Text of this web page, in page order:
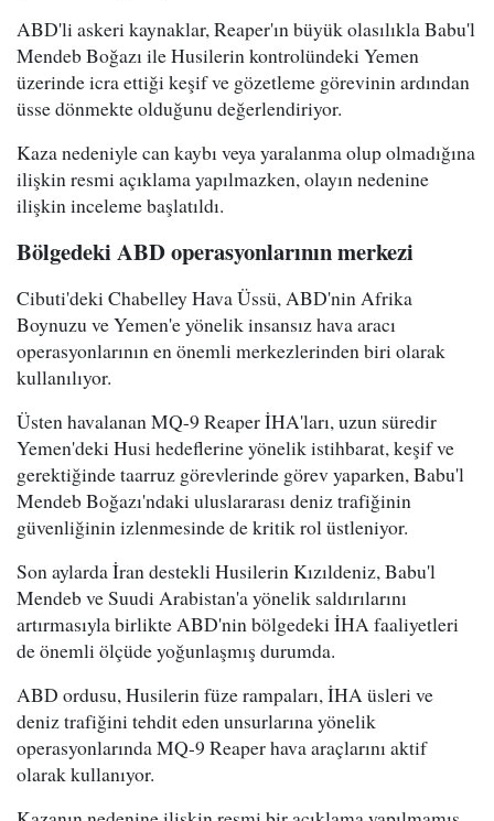
ABD'li askeri kaynaklar, Reaper'ın büyük olasılıkla Babu'l
Mendeb Boğazı ile Husilerin kontrolündeki Yemen
üzerinde icra ettiği keşif ve gözetleme görevinin ardından
üsse dönmekte olduğunu değerlendiriyor.
Kaza nedeniyle can kaybı veya yaralanma olup olmadığına
ilişkin resmi açıklama yapılmazken, olayın nedenine
ilişkin inceleme başlatıldı.
Bölgedeki ABD operasyonlarının merkezi
Cibuti'deki Chabelley Hava Üssü, ABD'nin Afrika
Boynuzu ve Yemen'e yönelik insansız hava aracı
operasyonlarının en önemli merkezlerinden biri olarak
kullanılıyor.
Üsten havalanan MQ-9 Reaper İHA'ları, uzun süredir
Yemen'deki Husi hedeflerine yönelik istihbarat, keşif ve
gerektiğinde taarruz görevlerinde görev yaparken, Babu'l
Mendeb Boğazı'ndaki uluslararası deniz trafiğinin
güvenliğinin izlenmesinde de kritik rol üstleniyor.
Son aylarda İran destekli Husilerin Kızıldeniz, Babu'l
Mendeb ve Suudi Arabistan'a yönelik saldırılarını
artırmasıyla birlikte ABD'nin bölgedeki İHA faaliyetleri
de önemli ölçüde yoğunlaşmış durumda.
ABD ordusu, Husilerin füze rampaları, İHA üsleri ve
deniz trafiğini tehdit eden unsurlarına yönelik
operasyonlarında MQ-9 Reaper hava araçlarını aktif
olarak kullanıyor.